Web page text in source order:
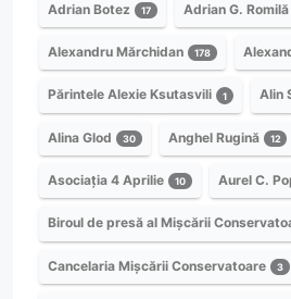
Adrian Botez 17 Adrian G. Romilă
Alexandru Mărchidan 178
Părintele Alexie Ksutasvili 1 Alin
Alina Glod 30 Anghel Rugină 12
Asociația 4 Aprilie 10 Aurel C.
Biroul de presă al Mișcării
Cancelaria Mișcării Conservatoare 3